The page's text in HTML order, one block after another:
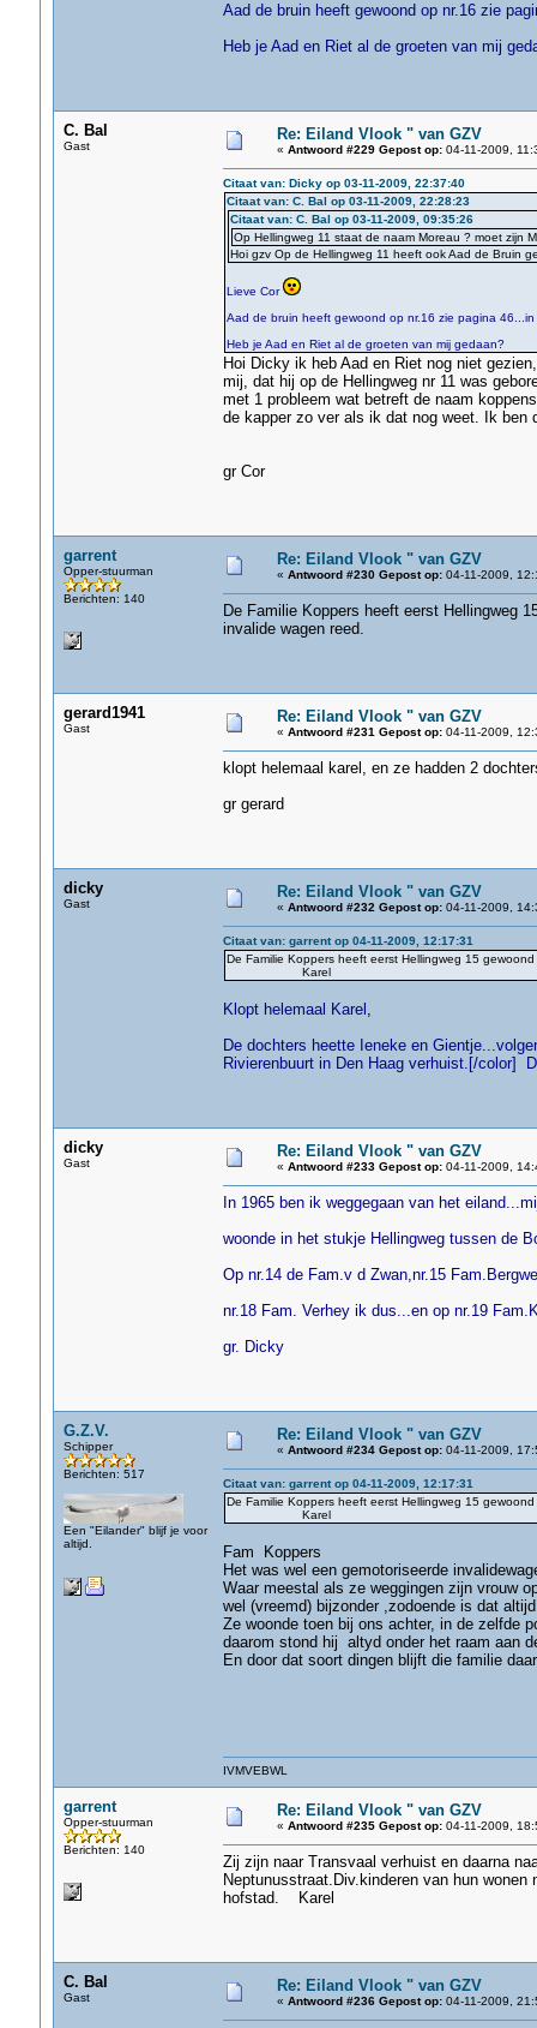
Aad de bruin heeft gewoond op nr.16 zie
Heb je Aad en Riet al de groeten van mij
C. Bal
Gast
Re: Eiland Vlook " van GZV
« Antwoord #229 Gepost op:04-11-2009,
Citaat van: Dicky op 03-11-2009, 22:37:40
Citaat van: C. Bal op 03-11-2009, 22:28:23
Citaat van: C. Bal op 03-11-2009, 09:35:26
Op Hellingweg 11 staat de naam Moreau ? moet zijn
Hoi gzv Op de Hellingweg 11 heeft ook Aad de Bruin
Lieve Cor
Aad de bruin heeft gewoond op nr.16 zie pagina
Heb je Aad en Riet al de groeten van mij gedaan?
Hoi Dicky ik heb Aad en Riet nog niet
mij, dat hij op de Hellingweg nr 11 was
met 1 probleem wat betreft de naam
de kapper zo ver als ik dat nog weet. Ik ben
gr Cor
garrent
Opper-stuurman
Berichten: 140
Re: Eiland Vlook " van GZV
« Antwoord #230 Gepost op:04-11-2009,
De Familie Koppers heeft eerst Hellingweg
invalide wagen reed.
gerard1941
Gast
Re: Eiland Vlook " van GZV
« Antwoord #231 Gepost op:04-11-2009,
klopt helemaal karel, en ze hadden 2
gr gerard
dicky
Gast
Re: Eiland Vlook " van GZV
« Antwoord #232 Gepost op:04-11-2009,
Citaat van: garrent op 04-11-2009, 12:17:31
De Familie Koppers heeft eerst Hellingweg 15
Karel
Klopt helemaal Karel ,
De dochters heette Ieneke en
Rivierenbuurt in Den Haag verhuist.[/color]
dicky
Gast
Re: Eiland Vlook " van GZV
« Antwoord #233 Gepost op:04-11-2009,
In 1965 ben ik weggegaan van het
woonde in het stukje Hellingweg tussen de
Op nr.14 de Fam.v d Zwan,nr.15
nr.18 Fam. Verhey ik dus...en op nr.19
gr. Dicky
G.Z.V.
Schipper
Berichten: 517
Een "Eilander" blijf je voor
altijd.
Re: Eiland Vlook " van GZV
« Antwoord #234 Gepost op:04-11-2009,
Citaat van: garrent op 04-11-2009, 12:17:31
De Familie Koppers heeft eerst Hellingweg 15
Karel
Fam Koppers
Het was wel een gemotoriseerde
Waar meestal als ze weggingen zijn vrouw
wel (vreemd) bijzonder ,zodoende is dat
Ze woonde toen bij ons achter, in de zelfde
daarom stond hij altyd onder het raam aan
En door dat soort dingen blijft die familie
IVMVEBWL
garrent
Opper-stuurman
Berichten: 140
Re: Eiland Vlook " van GZV
« Antwoord #235 Gepost op:04-11-2009,
Zij zijn naar Transvaal verhuist en daarna
Neptunusstraat.Div.kinderen van hun
hofstad. Karel
C. Bal
Gast
Re: Eiland Vlook " van GZV
« Antwoord #236 Gepost op:04-11-2009,